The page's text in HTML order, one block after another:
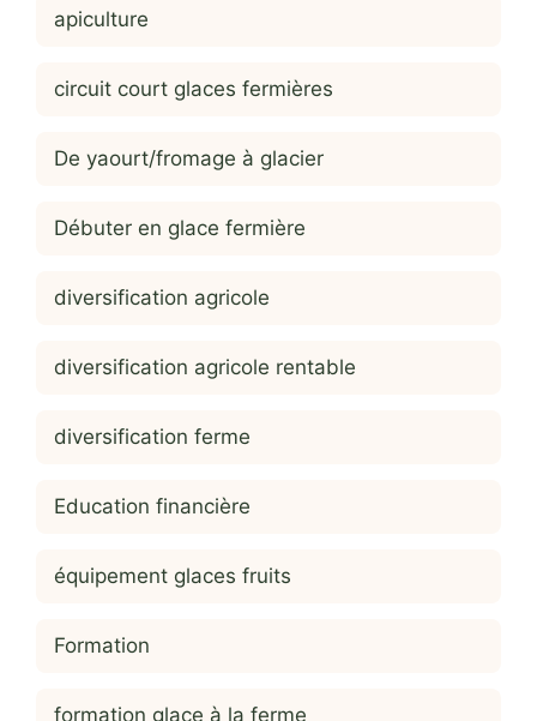
apiculture
circuit court glaces fermières
De yaourt/fromage à glacier
Débuter en glace fermière
diversification agricole
diversification agricole rentable
diversification ferme
Education financière
équipement glaces fruits
Formation
formation glace à la ferme